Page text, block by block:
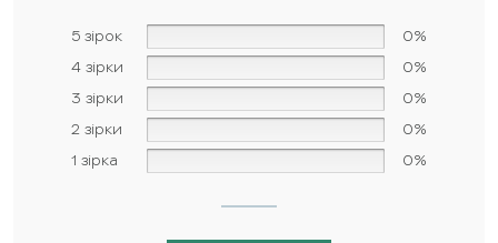
5 зірок 0%
4 зірки 0%
3 зірки 0%
2 зірки 0%
1 зірка 0%